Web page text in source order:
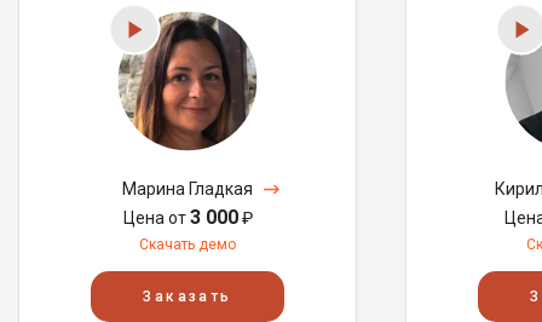
Марина Гладкая
Цена от3 000₽
Скачать демо
Заказать